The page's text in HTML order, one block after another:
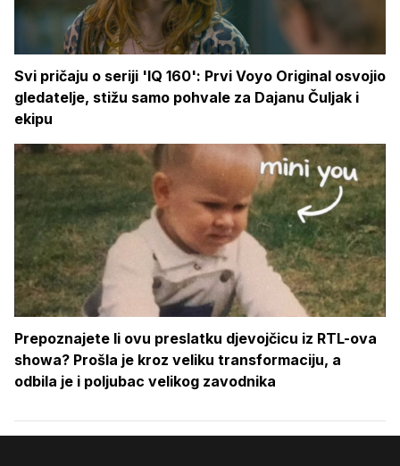
Svi pričaju o seriji 'IQ 160': Prvi Voyo Original osvojio
gledatelje, stižu samo pohvale za Dajanu Čuljak i
ekipu
Prepoznajete li ovu preslatku djevojčicu iz RTL-ova
showa? Prošla je kroz veliku transformaciju, a
odbila je i poljubac velikog zavodnika